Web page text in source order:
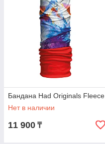
Бандана Had Originals Fleece
Нет в наличии
11 900 ₸